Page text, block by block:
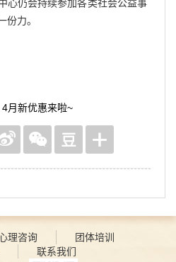
心仍会持续参加各类社会公益事
份力。
4月新优惠来啦~
理咨询
团体培训
联系我们